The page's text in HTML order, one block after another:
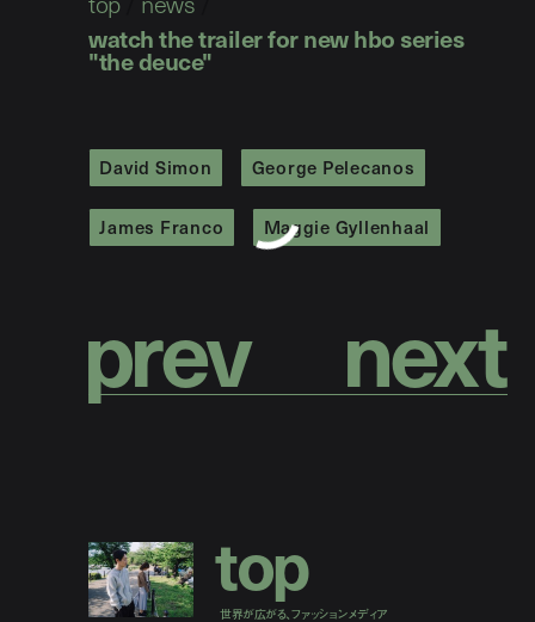
watch the trailer for new hbo series
"the deuce"
David Simon George Pelecanos
James Franco Maggie Gyllenhaal
prev next
top
世界が広がる、ファッションメディア